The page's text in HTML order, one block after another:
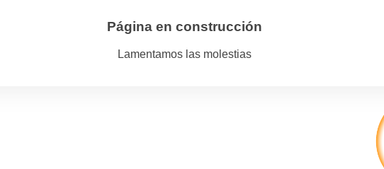
Página en construcción
Lamentamos las molestias